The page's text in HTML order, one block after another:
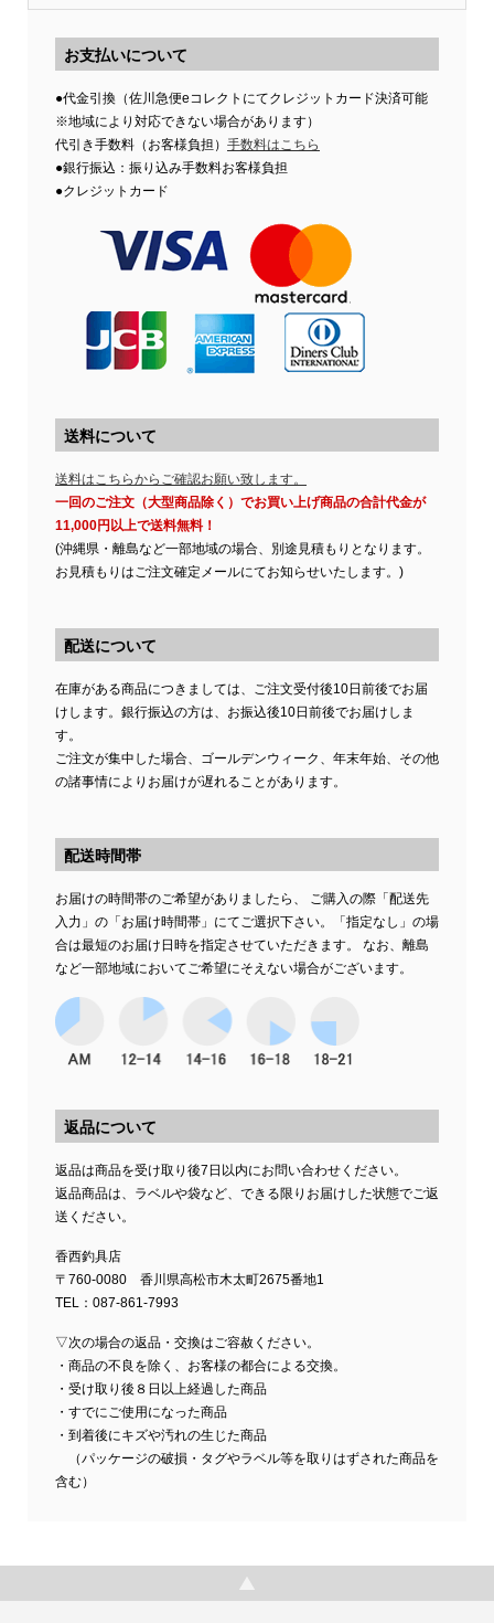
お支払いについて
●代金引換（佐川急便eコレクトにてクレジットカード決済可能
※地域により対応できない場合があります）
代引き手数料（お客様負担） 手数料はこちら
●銀行振込：振り込み手数料お客様負担
●クレジットカード
送料について
送料はこちらからご確認お願い致します。
一回のご注文（大型商品除く）でお買い上げ商品の合計代金が
11,000円以上で送料無料！
(沖縄県・離島など一部地域の場合、別途見積もりとなります。
お見積もりはご注文確定メールにてお知らせいたします。)
配送について
在庫がある商品につきましては、ご注文受付後10日前後でお届
けします。銀行振込の方は、お振込後10日前後でお届けしま
す。
ご注文が集中した場合、ゴールデンウィーク、年末年始、その他
の諸事情によりお届けが遅れることがあります。
配送時間帯
お届けの時間帯のご希望がありましたら、 ご購入の際「配送先
入力」の「お届け時間帯」にてご選択下さい。「指定なし」の場
合は最短のお届け日時を指定させていただきます。 なお、離島
など一部地域においてご希望にそえない場合がございます。
返品について
返品は商品を受け取り後7日以内にお問い合わせください。
返品商品は、ラベルや袋など、できる限りお届けした状態でご返
送ください。
香西釣具店
〒760-0080 香川県高松市木太町2675番地1
TEL：087-861-7993
▽次の場合の返品・交換はご容赦ください。
・商品の不良を除く、お客様の都合による交換。
・受け取り後８日以上経過した商品
・すでにご使用になった商品
・到着後にキズや汚れの生じた商品
（パッケージの破損・タグやラベル等を取りはずされた商品を
含む）